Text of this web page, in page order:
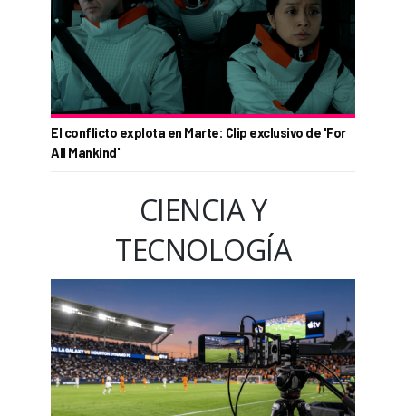
El conflicto explota en Marte: Clip exclusivo de 'For
All Mankind'
CIENCIA Y
TECNOLOGÍA